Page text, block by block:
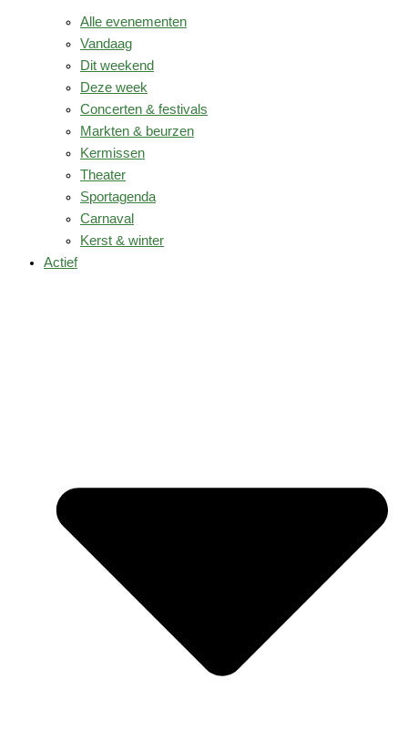
Alle evenementen
Vandaag
Dit weekend
Deze week
Concerten & festivals
Markten & beurzen
Kermissen
Theater
Sportagenda
Carnaval
Kerst & winter
Actief